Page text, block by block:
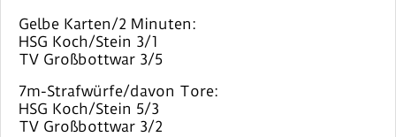
Gelbe Karten/2 Minuten:
HSG Koch/Stein 3/1
TV Großbottwar 3/5
7m-Strafwürfe/davon Tore:
HSG Koch/Stein 5/3
TV Großbottwar 3/2